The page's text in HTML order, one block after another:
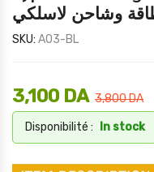
وشاحن لاسلكي
SKU: A03-BL
3,800DA
3,100 DA
Disponibilité : In stock